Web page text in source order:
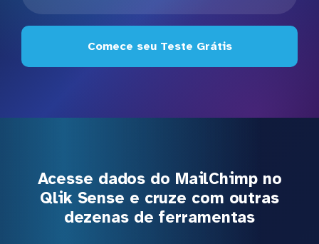
Comece seu Teste Grátis
Acesse dados do MailChimp no
Qlik Sense e cruze com outras
dezenas de ferramentas